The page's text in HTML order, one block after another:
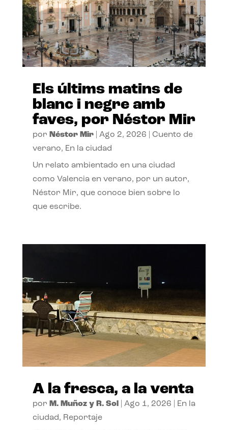
Els últims matins de
blanc i negre amb
faves, por Néstor Mir
por Néstor Mir| Ago 2, 2026
Cuento de
verano, En la ciudad
Un relato ambientado en una ciudad
como Valencia en verano, por un autor,
Néstor Mir, que conoce bien sobre lo
que escribe.
A la fresca, a la venta
por M. Muñoz y R. Sol| Ago 1, 2026
En la
ciudad, Reportaje